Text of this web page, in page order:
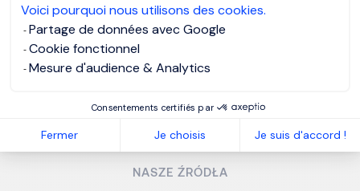
Voici pourquoi nous utilisons des cookies.
Partage de données avec Google
Cookie fonctionnel
Mesure d'audience & Analytics
Consentements certifiés par
Fermer Je choisis Je suis d'accord !
Jakie korzyści przynosi Action Learning
organizacji?
NASZE ŹRÓDŁA